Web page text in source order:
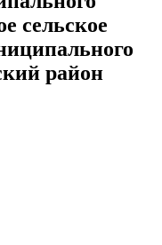
сельское
район